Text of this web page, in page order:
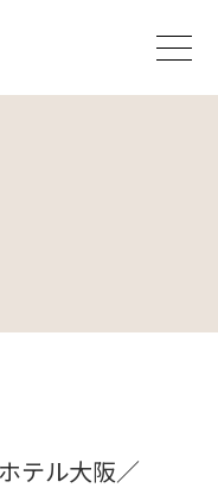
テル大阪／